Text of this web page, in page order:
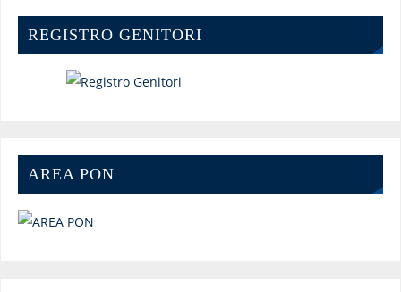
REGISTRO GENITORI
AREA PON